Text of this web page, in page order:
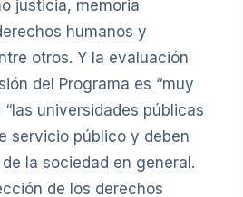
justicia, memoria
humanos y
otros. Y la evaluación
del Programa es “muy
universidades públicas
servicio público y deben
la sociedad en general.
de los derechos